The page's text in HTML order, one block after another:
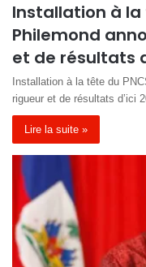
Installation à la
Philemond
et de résultats
Installation à la tête du
rigueur et de résultats d’ici
Lire la suite »